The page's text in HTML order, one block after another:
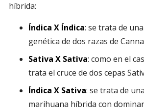
híbrida:
Índica X Índica: se trata de
genética de dos razas de
Sativa X Sativa: como en el
trata el cruce de dos cepas
Índica X Sativa: se trata de
marihuana híbrida con